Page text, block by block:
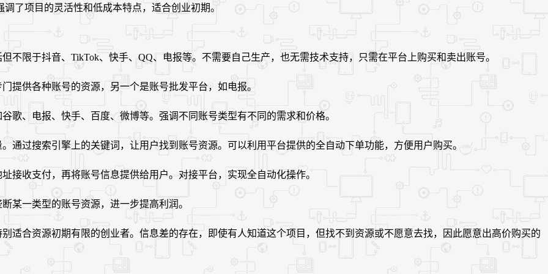
了项目的灵活性和低成本特点，适合创业初期。
不限于抖音、TikTok、快手、QQ、电报等。不需要自己生产，也无需技术支持，只需在平台上购买和卖出账号。
提供各种账号的资源，另一个是账号批发平台，如电报。
歌、电报、快手、百度、微博等。强调不同账号类型有不同的需求和价格。
通过搜索引擎上的关键词，让用户找到账号资源。可以利用平台提供的全自动下单功能，方便用户购买。
接收支付，再将账号信息提供给用户。对接平台，实现全自动化操作。
某一类型的账号资源，进一步提高利润。
适合资源初期有限的创业者。信息差的存在，即使有人知道这个项目，但找不到资源或不愿意去找，因此愿意出高价购买的